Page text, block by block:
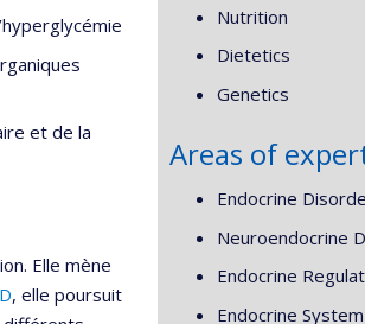
et de la
Elle mène
, elle poursuit
Nutrition
Dietetics
Genetics
Areas of
Endocrine
Neuroendocrine
Endocrine
Endocrine System